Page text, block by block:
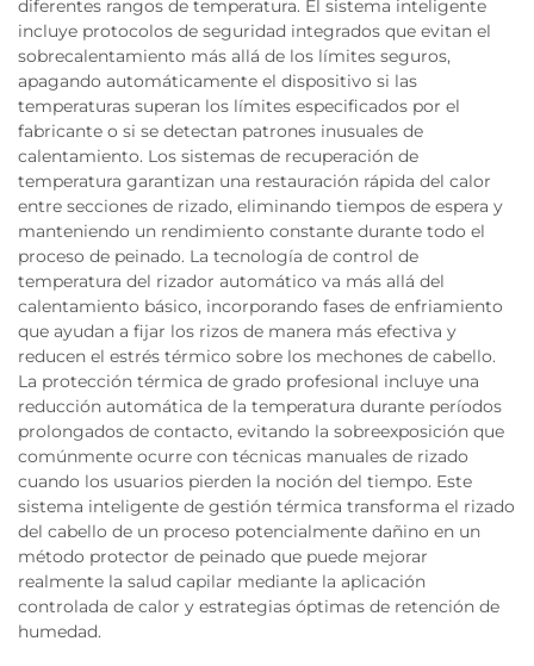
diferentes rangos de temperatura. El sistema inteligente
incluye protocolos de seguridad integrados que evitan el
sobrecalentamiento más allá de los límites seguros,
apagando automáticamente el dispositivo si las
temperaturas superan los límites especificados por el
fabricante o si se detectan patrones inusuales de
calentamiento. Los sistemas de recuperación de
temperatura garantizan una restauración rápida del calor
entre secciones de rizado, eliminando tiempos de espera y
manteniendo un rendimiento constante durante todo el
proceso de peinado. La tecnología de control de
temperatura del rizador automático va más allá del
calentamiento básico, incorporando fases de enfriamiento
que ayudan a fijar los rizos de manera más efectiva y
reducen el estrés térmico sobre los mechones de cabello.
La protección térmica de grado profesional incluye una
reducción automática de la temperatura durante períodos
prolongados de contacto, evitando la sobreexposición que
comúnmente ocurre con técnicas manuales de rizado
cuando los usuarios pierden la noción del tiempo. Este
sistema inteligente de gestión térmica transforma el rizado
del cabello de un proceso potencialmente dañino en un
método protector de peinado que puede mejorar
realmente la salud capilar mediante la aplicación
controlada de calor y estrategias óptimas de retención de
humedad.